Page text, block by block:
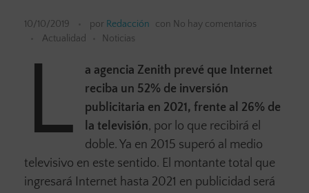
10/10/2019 por Redacción con No hay comentarios
Actualidad
Noticias
L a agencia Zenith prevé que Internet
reciba un 52% de inversión
publicitaria en 2021, frente al 26% de
la televisión, por lo que recibirá el
doble. Ya en 2015 superó al medio
televisivo en este sentido. El montante total que
ingresará Internet hasta 2021 en publicidad será